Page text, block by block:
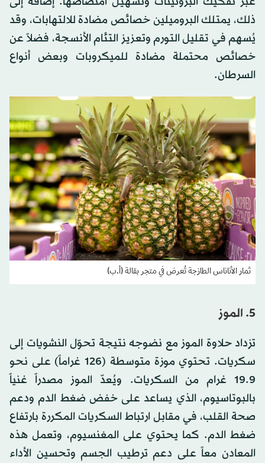
ذلك، يمتلك البروميلين خصائص مضادة للالتهابات، وقد
يُسهم في تقليل التورم وتعزيز التئام الأنسجة، فضلاً عن
خصائص محتملة مضادة للميكروبات وبعض أنواع
السرطان.
ثمار الأناناس الطازجة تُعرض في متجر بقالة (أ.ب)
5. الموز
تزداد حلاوة الموز مع نضوجه نتيجة تحوّل النشويات إلى
سكريات. تحتوي موزة متوسطة (126 غراماً) على نحو
19.9 غرام من السكريات. ويُعدّ الموز مصدراً غنياً
بالبوتاسيوم، الذي يساعد على خفض ضغط الدم ودعم
صحة القلب، في مقابل ارتباط السكريات المكررة بارتفاع
ضغط الدم. كما يحتوي على المغنسيوم، وتعمل هذه
المعادن معاً على دعم ترطيب الجسم وتحسين الأداء